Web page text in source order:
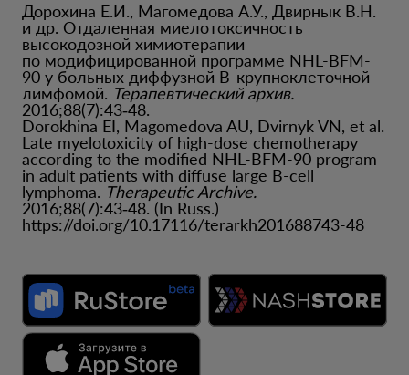
Дорохина Е.И., Магомедова А.У., Двирнык В.Н.
и др. Отдаленная миелотоксичность
высокодозной химиотерапии
по модифицированной программе NHL-BFM-
90 у больных диффузной В-крупноклеточной
лимфомой. Терапевтический архив.
2016;88(7):43‑48.
Dorokhina EI, Magomedova AU, Dvirnyk VN, et al.
Late myelotoxicity of high-dose chemotherapy
according to the modified NHL-BFM-90 program
in adult patients with diffuse large B-cell
lymphoma. Therapeutic Archive.
2016;88(7):43‑48. (In Russ.)
https://doi.org/10.17116/terarkh201688743-48